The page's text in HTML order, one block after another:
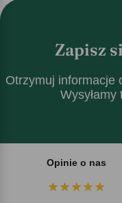
Zapisz
Otrzymuj informacje
Opinie o nas